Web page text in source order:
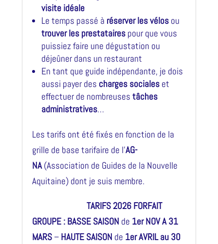
visite idéale
Le temps passé à réserver les vélos ou
trouver les prestatairespour que vous
puissiez faire une dégustation ou
déjeûner dans un restaurant
En tant que guide indépendante, je dois
aussi payer des charges sociales et
effectuer de nombreuses tâches
administratives…
Les tarifs ont été fixés en fonction de la
grille de base tarifaire de l’AG-
NA(Association de Guides de la Nouvelle
Aquitaine) dont je suis membre.
TARIFS 2026 FORFAIT
GROUPE : BASSE SAISON de 1er NOV A 31
MARS– HAUTE SAISON de 1er AVRIL au 30